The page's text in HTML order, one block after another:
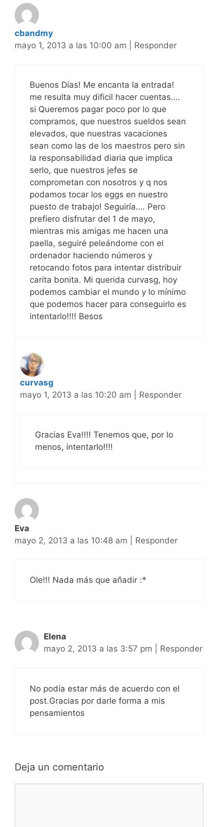
cbandmy
mayo 1, 2013 a las 10:00 am
Responder
Buenos Días! Me encanta la entrada!
me resulta muy dificil hacer cuentas….
si Queremos pagar poco por lo que
compramos, que nuestros sueldos sean
elevados, que nuestras vacaciones
sean como las de los maestros pero sin
la responsabilidad diaria que implica
serlo, que nuestros jefes se
comprometan con nosotros y q nos
podamos tocar los eggs en nuestro
puesto de trabajo! Seguiría…. Pero
prefiero disfrutar del 1 de mayo,
mientras mis amigas me hacen una
paella, seguiré peleándome con el
ordenador haciendo números y
retocando fotos para intentar distribuir
carita bonita. Mi querida curvasg, hoy
podemos cambiar el mundo y lo mínimo
que podemos hacer para conseguirlo es
intentarlo!!!! Besos
curvasg
mayo 1, 2013 a las 10:20 am
Responder
Gracias Eva!!!! Tenemos que, por lo
menos, intentarlo!!!!
Eva
mayo 2, 2013 a las 10:48 am
Responder
Ole!!! Nada más que añadir :*
Elena
mayo 2, 2013 a las 3:57 pm
Responder
No podía estar más de acuerdo con el
post.Gracias por darle forma a mis
pensamientos
Deja un comentario